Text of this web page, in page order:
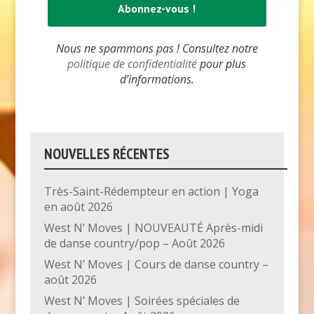
Nous ne spammons pas ! Consultez notre
politique de confidentialitépour plus
d’informations.
NOUVELLES RÉCENTES
Très-Saint-Rédempteur en action | Yoga
en août 2026
West N’ Moves | NOUVEAUTÉ Après-midi
de danse country/pop – Août 2026
West N’ Moves | Cours de danse country –
août 2026
West N’ Moves | Soirées spéciales de